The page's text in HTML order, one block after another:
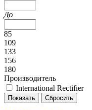
До
85
109
133
156
180
Производитель
International Rectifier